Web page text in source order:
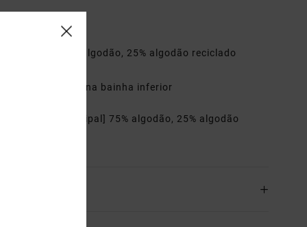
75% algodão, 25% algodão reciclado
etiqueta na bainha inferior
[Tecido principal] 75% algodão, 25% algodão